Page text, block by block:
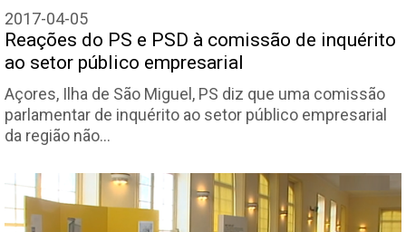
2017-04-05
Reações do PS e PSD à comissão de inquérito
ao setor público empresarial
Açores, Ilha de São Miguel, PS diz que uma comissão
parlamentar de inquérito ao setor público empresarial
da região não…